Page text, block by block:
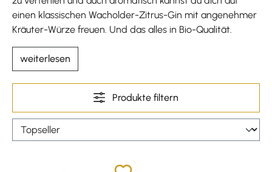
einen klassischen Wacholder-Zitrus-Gin mit angenehmer
Kräuter-Würze freuen. Und das alles in Bio-Qualität.
weiterlesen
Produkte filtern